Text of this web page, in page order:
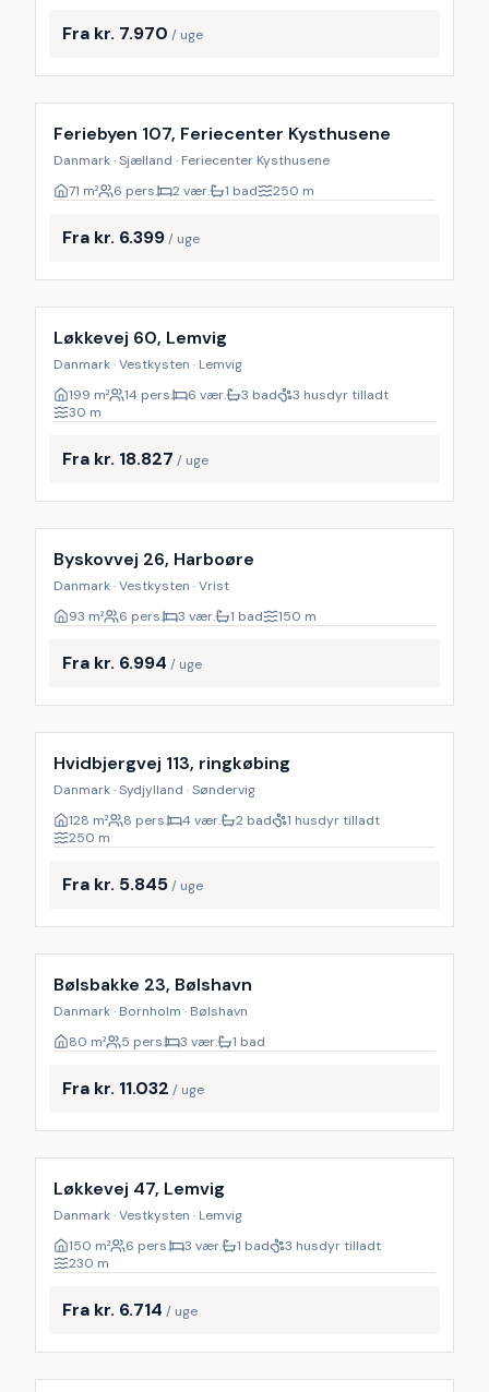
Fra kr. 7.970 / uge
Inkl. rengøring
Feriebyen 107, Feriecenter Kysthusene
Danmark · Sjælland · Feriecenter Kysthusene
71 m² 6 pers. 2 vær. 1 bad 250 m
Fra kr. 6.399/ uge
Inkl. rengøring
Løkkevej 60, Lemvig
Danmark · Vestkysten · Lemvig
199 m² 14 pers. 6 vær. 3 bad
3 husdyr tilladt
30 m
Fra kr. 18.827 / uge
Byskovvej 26, Harboøre
Danmark · Vestkysten · Vrist
93 m² 6 pers. 3 vær. 1 bad 150 m
Fra kr. 6.994 / uge
Inkl. rengøring
Hvidbjergvej 113, ringkøbing
Danmark · Sydjylland · Søndervig
128 m² 8 pers. 4 vær. 2 bad
1 husdyr tilladt
250 m
Fra kr. 5.845/ uge
Inkl. rengøring
Bølsbakke 23, Bølshavn
Danmark · Bornholm · Bølshavn
80 m² 5 pers. 3 vær. 1 bad
Fra kr. 11.032 / uge
Inkl. rengøring
Løkkevej 47, Lemvig
Danmark · Vestkysten · Lemvig
150 m² 6 pers. 3 vær. 1 bad
3 husdyr tilladt
230 m
Fra kr. 6.714 / uge